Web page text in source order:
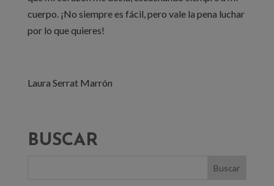
cuerpo. ¡No siempre es fácil, pero vale la pena luchar
por lo que quieres!
Laura Serrat Marrón
BUSCAR